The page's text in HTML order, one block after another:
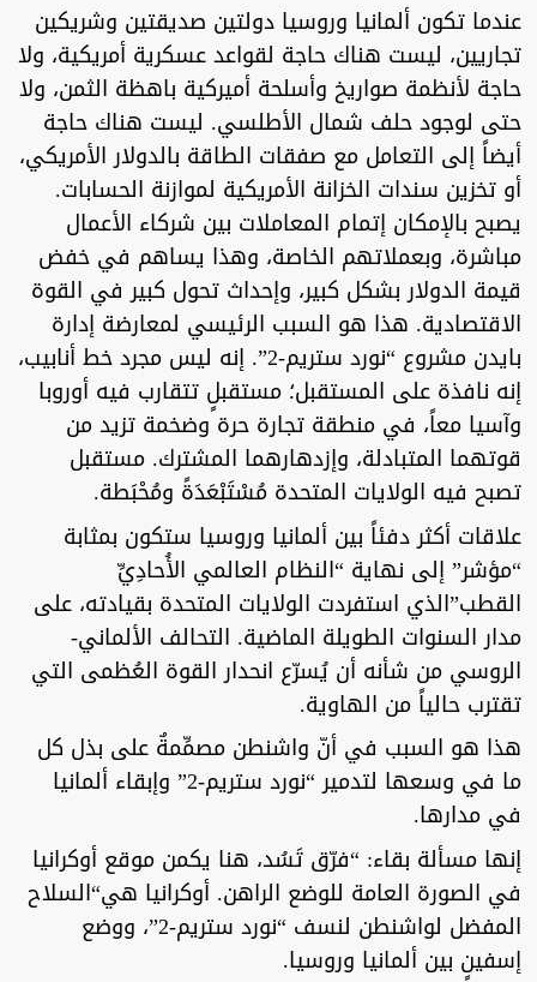
عندما تكون ألمانيا وروسيا دولتين صديقتين وشريكين
تجاريين، ليست هناك حاجة لقواعد عسكرية أمريكية، ولا
حاجة لأنظمة صواريخ وأسلحة أميركية باهظة الثمن، ولا
حتى لوجود حلف شمال الأطلسي. ليست هناك حاجة
أيضاً إلى التعامل مع صفقات الطاقة بالدولار الأمريكي،
أو تخزين سندات الخزانة الأمريكية لموازنة الحسابات.
يصبح بالإمكان إتمام المعاملات بين شركاء الأعمال
مباشرة، وبعملاتهم الخاصة، وهذا يساهم في خفض
قيمة الدولار بشكل كبير، وإحداث تحول كبير في القوة
الاقتصادية. هذا هو السبب الرئيسي لمعارضة إدارة
بايدن مشروع “نورد ستريم-2”. إنه ليس مجرد خط أنابيب،
إنه نافذة على المستقبل؛ مستقبلٍ تتقارب فيه أوروبا
وآسيا معاً، في منطقة تجارة حرة وضخمة تزيد من
قوتهما المتبادلة، وإزدهارهما المشترك. مستقبل
تصبح فيه الولايات المتحدة مُسْتَبْعَدَةً ومُحْبَطة.
علاقات أكثر دفئاً بين ألمانيا وروسيا ستكون بمثابة
“مؤشر” إلى نهاية “النظام العالمي الأُحادِيِّ
القطب”الذي استفردت الولايات المتحدة بقيادته، على
مدار السنوات الطويلة الماضية. التحالف الألماني-
الروسي من شأنه أن يُسرّع انحدار القوة العُظمى التي
تقترب حالياً من الهاوية.
هذا هو السبب في أنّ واشنطن مصمِّمةٌ على بذل كل
ما في وسعها لتدمير “نورد ستريم-2” وإبقاء ألمانيا
في مدارها.
إنها مسألة بقاء: “فرّق تَسُد، هنا يكمن موقع أوكرانيا
في الصورة العامة للوضع الراهن. أوكرانيا هي“السلاح
المفضل لواشنطن لنسف “نورد ستريم-2”، ووضع
إسفينٍ بين ألمانيا وروسيا.